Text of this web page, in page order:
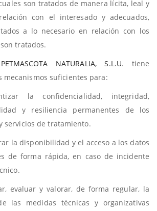
son tratados de manera lícita, leal y
con el interesado y adecuados,
a lo necesario en relación con los
tratados.
PETMASCOTA NATURALIA, S.L.U. tiene
mecanismos suficientes para:
la confidencialidad, integridad,
y resiliencia permanentes de los
servicios de tratamiento.
la disponibilidad y el acceso a los datos
de forma rápida, en caso de incidente
evaluar y valorar, de forma regular, la
las medidas técnicas y organizativas